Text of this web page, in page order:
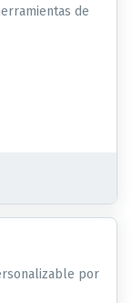
de
por